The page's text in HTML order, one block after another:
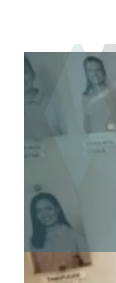
TILSKUD
Her får du hurtigt overblik
tandbehandling. Den
række tilskud direkte på din
mange behandlinger –
Har du spørgsmål? Vi
Book tid